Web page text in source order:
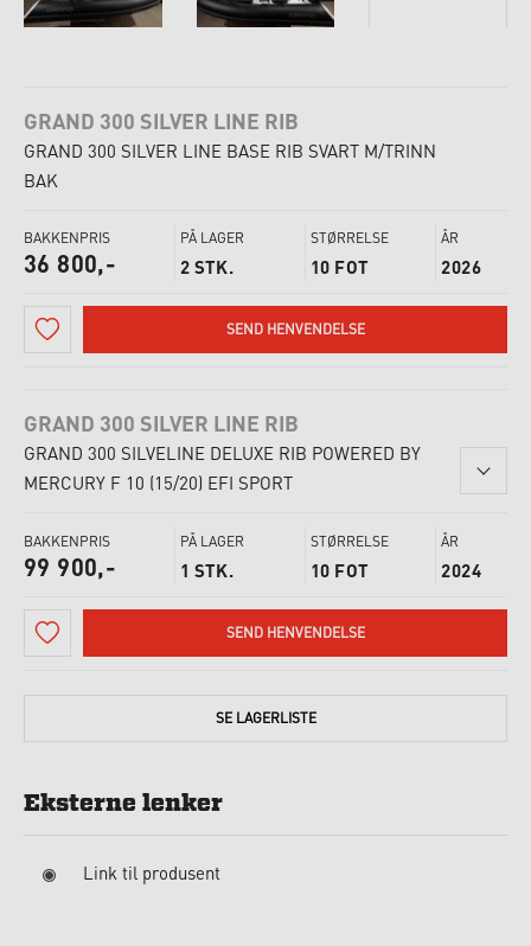
GRAND 300 SILVER LINE RIB
GRAND 300 SILVER LINE BASE RIB SVART M/TRINN
BAK
BAKKENPRIS
36 800,-
PÅ LAGER
2 STK.
STØRRELSE
10 FOT
ÅR
2026
SEND HENVENDELSE
GRAND 300 SILVER LINE RIB
GRAND 300 SILVELINE DELUXE RIB POWERED BY
MERCURY F 10 (15/20) EFI SPORT
BAKKENPRIS
99 900,-
PÅ LAGER
1 STK.
STØRRELSE
10 FOT
ÅR
2024
SEND HENVENDELSE
SE LAGERLISTE
Eksterne lenker
Link til produsent